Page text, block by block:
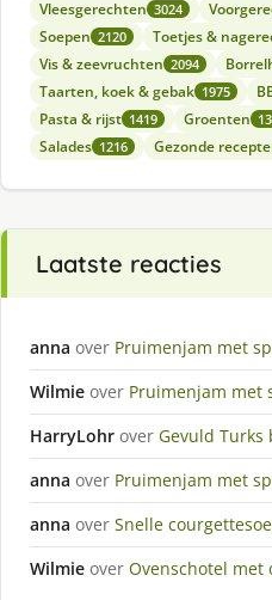
Vleesgerechten 3024
Soepen 2120 Toetjes &
Vis & zeevruchten 2094
Taarten, koek & gebak 1975
Pasta & rijst 1419 Groenten
Salades 1216 Gezonde
Laatste reacties
anna over Pruimenjam met
Wilmie over Pruimenjam met
HarryLohr over Gevuld Turks
anna over Pruimenjam met
anna over Snelle
Wilmie over Ovenschotel